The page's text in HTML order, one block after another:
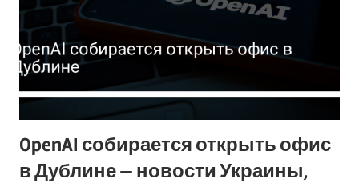
OpenAI собирается открыть офис
в Дублине — новости Украины,